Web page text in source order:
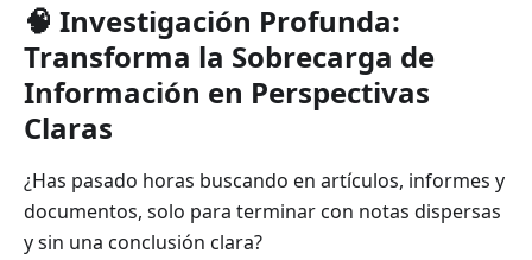
🧠 Investigación Profunda:
Transforma la Sobrecarga de
Información en Perspectivas
Claras
¿Has pasado horas buscando en artículos, informes y
documentos, solo para terminar con notas dispersas
y sin una conclusión clara?